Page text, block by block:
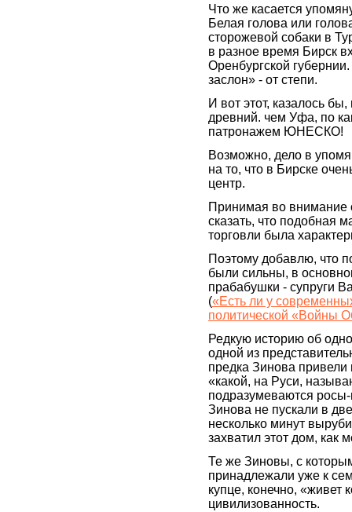
Что же касается
Белая голова или
сторожевой собаки в
в разное время Бирск
Оренбургской
заслон» - от степи.
И вот этот, казалось
древний. чем Уфа, по
патронажем ЮНЕСКО!
Возможно, дело в
на то, что в Бирске
центр.
Принимая во
сказать, что подобная
торговли была
Поэтому добавлю, что
были сильны, в
прабабушки - супруги
(«Есть ли у
политической «Войны
Редкую историю об
одной из
предка Зинова
«какой, на Руси,
подразумеваются
Зинова не пускали в
несколько минут
захватил этот дом, как
Те же Зиновы, с
принадлежали уже к
купце, конечно,
цивилизованность.